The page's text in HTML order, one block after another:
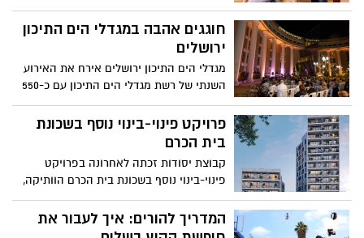
צפויה להיות קשה, ולכן אנחנו קוראים
למבוטחינו להגיע ולהתחסן לשפעת, בראשם
הקבוצות שנמצאות בסיכון גבוה
חוגגים אהבה במגדלי הים התיכון
ירושלים
מגדלי הים התיכון ירושלים אירח את האירוע
השנתי של רשת מגדלי הים התיכון עם כ-550
דיירי הרשת מרחבי הארץ
פרויקט פינוי-בינוי נוסף בשכונת
בית הכרם
קבוצת יסודות זכתה לאחרונה בפרויקט
פינוי-בינוי נוסף בשכונת בית הכרם הוותיקה,
הממוקם בין הרחובות שד' הרצל ודגניה.
מדובר במתחם בגודל של כדונם וחצי שהינו
בתכנון בינוי בהתאם למדיניות ציר הרכבת
המדריך להורים: איך לעבור את